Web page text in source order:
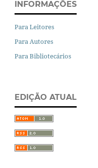
INFORMAÇÕES
Para Leitores
Para Autores
Para Bibliotecários
EDIÇÃO ATUAL